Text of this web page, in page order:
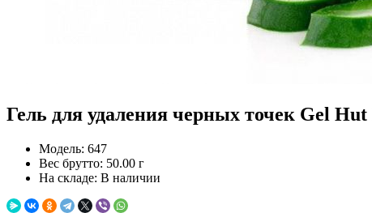
Гель для удаления черных точек Gel
Модель: 647
Вес брутто: 50.00 г
На складе: В наличии